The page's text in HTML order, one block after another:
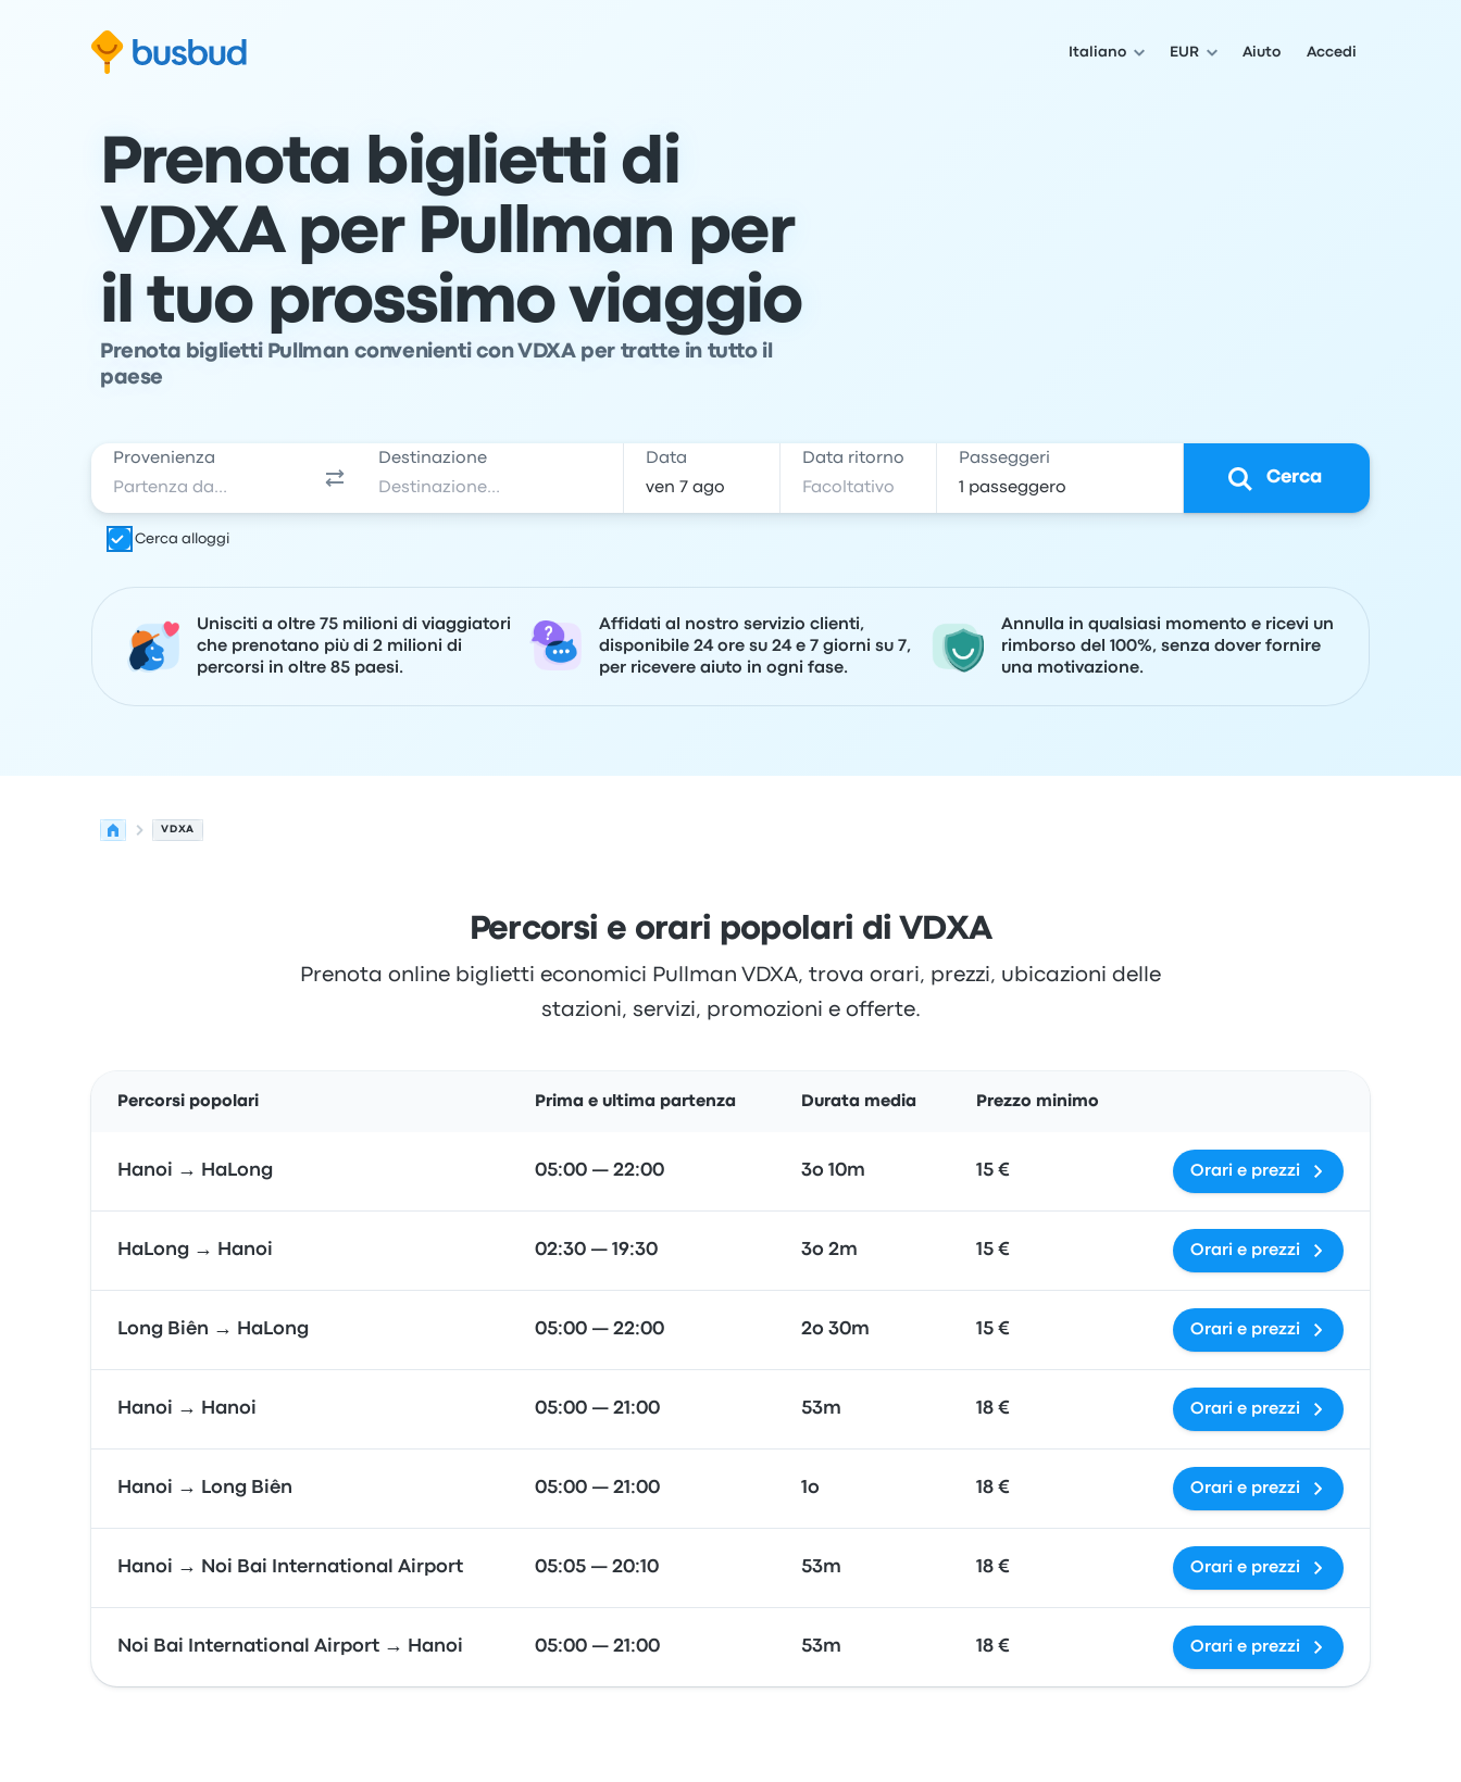
al modulo di ricerca
Passa al contenuto
Vai al piè di pagina
Italiano EUR Aiuto Accedi
Prenota biglietti di
VDXA per Pullman per
il tuo prossimo viaggio
Prenota biglietti Pullman convenienti con VDXA per tratte in tutto il
paese
Provenienza Destinazione Data Data ritorno Passeggeri
Cerca
Cerca alloggi
Unisciti a oltre 75 milioni di viaggiatori
che prenotano più di 2 milioni di
percorsi in oltre 85 paesi.
Affidati al nostro servizio clienti,
disponibile 24 ore su 24 e 7 giorni su 7,
per ricevere aiuto in ogni fase.
Annulla in qualsiasi momento e ricevi un
rimborso del 100%, senza dover fornire
una motivazione.
VDXA
Percorsi e orari popolari di VDXA
Prenota online biglietti economici Pullman VDXA, trova orari, prezzi, ubicazioni delle
stazioni, servizi, promozioni e offerte.
Percorsi popolari Prima e ultima partenza Durata media Prezzo minimo
Hanoi → HaLong 05:00 — 22:00 3o 10m 15 € Orari e prezzi
HaLong → Hanoi 02:30 — 19:30 3o 2m 15 € Orari e prezzi
Long Biên → HaLong 05:00 — 22:00 2o 30m 15 € Orari e prezzi
Hanoi → Hanoi 05:00 — 21:00 53m 18 € Orari e prezzi
Hanoi → Long Biên 05:00 — 21:00 1o 18 € Orari e prezzi
Hanoi → Noi Bai International Airport 05:05 — 20:10 53m 18 € Orari e prezzi
Noi Bai International Airport → Hanoi 05:00 — 21:00 53m 18 € Orari e prezzi